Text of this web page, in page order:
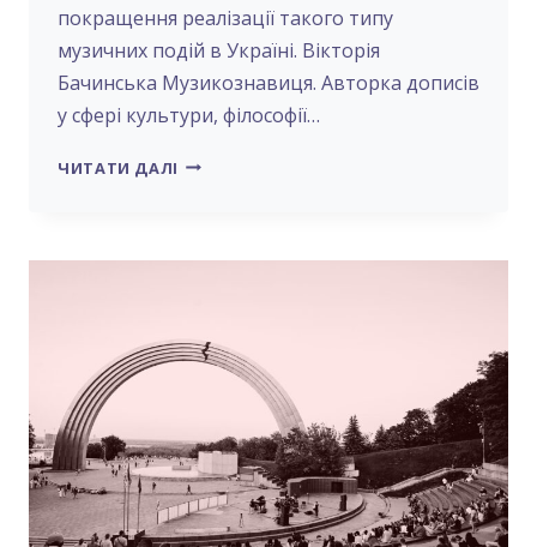
покращення реалізації такого типу
музичних подій в Україні. Вікторія
Бачинська Музикознавиця. Авторка дописів
у сфері культури, філософії…
ЧИТАТИ ДАЛІ KYIV
ПЕРЕХРЕСТІ